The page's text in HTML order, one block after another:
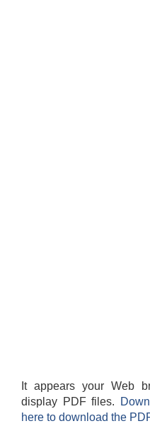
It appears your Web
display PDF files.
here to download the